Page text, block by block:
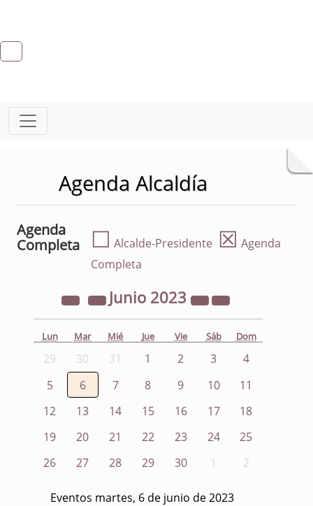
Agenda Alcaldía
Agenda
Completa
☐ Alcalde-Presidente ☒ Agenda
Completa
Junio 2023
Lun Mar Mié Jue Vie Sáb Dom
29 30 31 1 2 3
4
5
6 7 8 9 10
11
12
13 14 15 16 17
18
19
20 21 22 23 24
25
26
27 28 29 30 1 2
Eventos martes, 6 de junio de 2023